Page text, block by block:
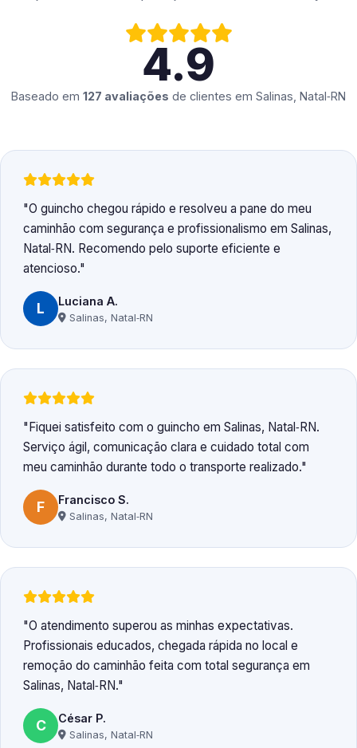
4.9
Baseado em 127 avaliações de clientes em Salinas, Natal‑RN
O guincho chegou rápido e resolveu a pane do meu
caminhão com segurança e profissionalismo em Salinas,
Natal‑RN. Recomendo pelo suporte eficiente e
atencioso.
L Luciana A.
Salinas, Natal‑RN
Fiquei satisfeito com o guincho em Salinas, Natal‑RN.
Serviço ágil, comunicação clara e cuidado total com
meu caminhão durante todo o transporte realizado.
F Francisco S.
Salinas, Natal‑RN
O atendimento superou as minhas expectativas.
Profissionais educados, chegada rápida no local e
remoção do caminhão feita com total segurança em
Salinas, Natal‑RN.
C César P.
Salinas, Natal‑RN